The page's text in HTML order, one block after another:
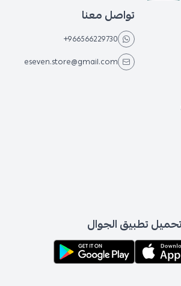
تواصل معنا
+966566229730
eseven.store@gmail.com
تحميل تطبيق الجوال